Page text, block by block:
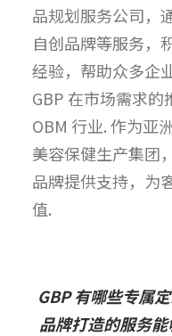
品规划服务公司，
自创品牌等服务，
经验，帮助众多企
GBP 在市场需求的
OBM 行业. 作为亚
美容保健生产集团
品牌提供支持，为
值.
GBP 有哪些专属
品牌打造的服务